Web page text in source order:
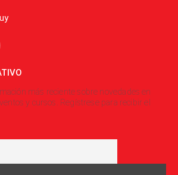
más reciente sobre novedades en
y cursos. Regístrese para recibir el